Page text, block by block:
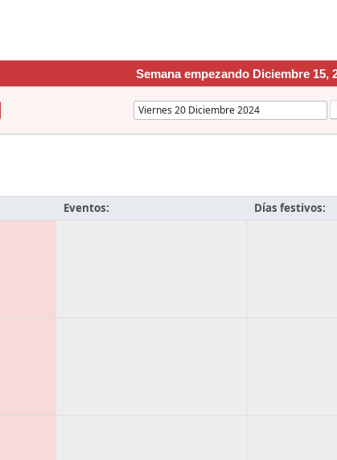
Semana empezando Diciembre 15,
Eventos: Días festivos: